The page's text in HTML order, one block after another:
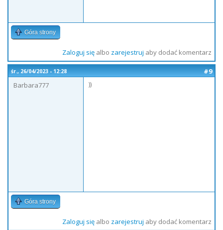
Góra strony
Zaloguj sięalbo zarejestruj aby dodać komentarz
śr., 26/04/2023 - 12:28
#9
Barbara777
))
Góra strony
Zaloguj sięalbo zarejestruj aby dodać komentarz